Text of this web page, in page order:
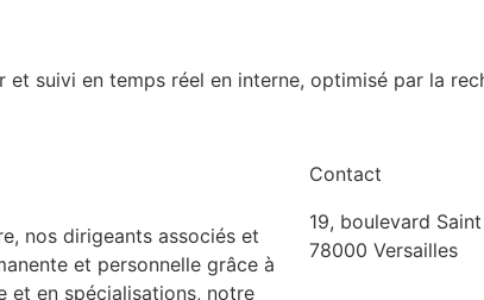
suivi en temps réel en interne, optimisé par la
nos dirigeants associés et
et personnelle grâce à
et en spécialisations, notre
Contact
19, boulevard
78000 Versailles